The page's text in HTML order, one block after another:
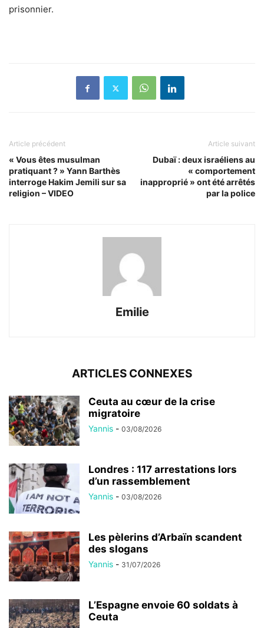
prisonnier.
Article précédent
« Vous êtes musulman
pratiquant ? » Yann Barthès
interroge Hakim Jemili sur sa
religion – VIDEO
Article suivant
Dubaï : deux israéliens au
« comportement
inapproprié » ont été arrêtés
par la police
Emilie
ARTICLES CONNEXES
Ceuta au cœur de la crise
migratoire
Yannis - 03/08/2026
Londres : 117 arrestations lors
d’un rassemblement
Yannis - 03/08/2026
Les pèlerins d’Arbaïn scandent
des slogans
Yannis - 31/07/2026
L’Espagne envoie 60 soldats à
Ceuta